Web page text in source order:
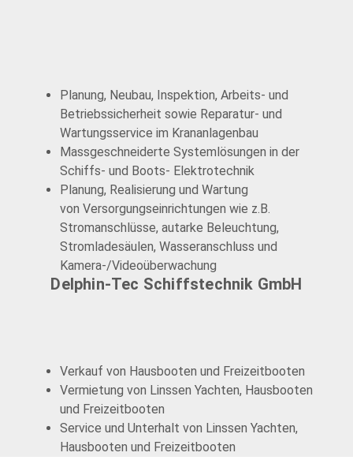
Planung, Neubau, Inspektion, Arbeits- und
Betriebssicherheit sowie Reparatur- und
Wartungsservice im Krananlagenbau
Massgeschneiderte Systemlösungen in der
Schiffs- und Boots- Elektrotechnik
Planung, Realisierung und Wartung
von Versorgungseinrichtungen wie z.B.
Stromanschlüsse, autarke Beleuchtung,
Stromladesäulen, Wasseranschluss und
Kamera-/Videoüberwachung
Delphin-Tec Schiffstechnik GmbH
Verkauf von Hausbooten und Freizeitbooten
Vermietung von Linssen Yachten, Hausbooten
und Freizeitbooten
Service und Unterhalt von Linssen Yachten,
Hausbooten und Freizeitbooten